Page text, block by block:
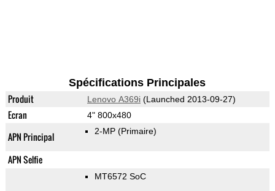
Spécifications Principales
Produit Lenovo A369i(Launched 2013-09-27)
Ecran 4" 800x480
APN Principal 2-MP (Primaire)
APN Selfie
MT6572 SoC